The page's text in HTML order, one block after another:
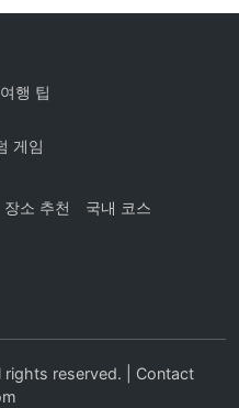
여행 팁
게임
장소 추천
국내 코스
reserved. | Contact